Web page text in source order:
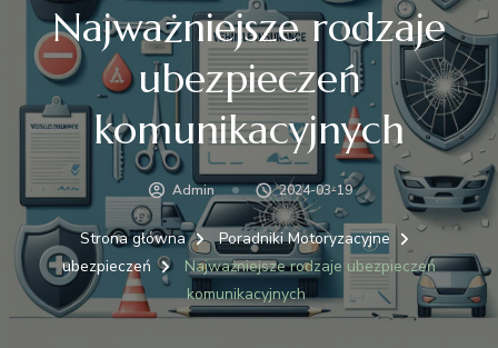
Najważniejsze rodzaje
ubezpieczeń
komunikacyjnych
Admin 2024-03-19
Strona główna
Poradniki Motoryzacyjne
ubezpieczeń
Najważniejsze rodzaje ubezpieczeń
komunikacyjnych